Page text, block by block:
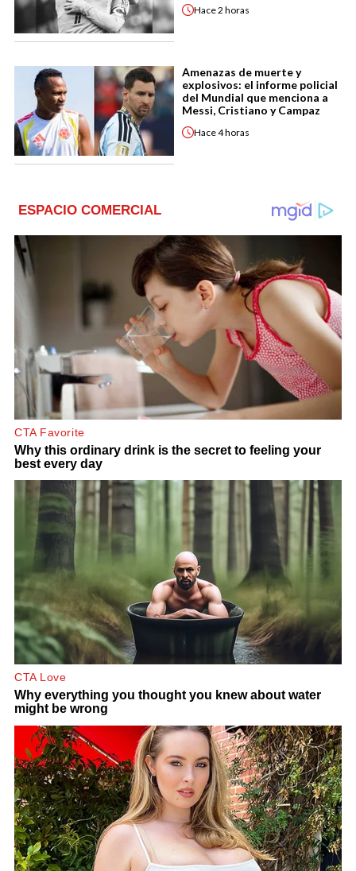
Hace2 horas
Amenazas de muerte y
explosivos: el informe policial
del Mundial que menciona a
Messi, Cristiano y Campaz
Hace4 horas